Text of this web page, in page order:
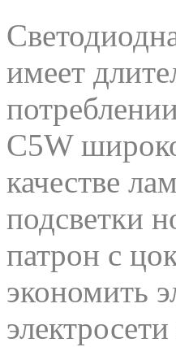
имеет
C5W
качестве
подсветки
патрон с
экономить